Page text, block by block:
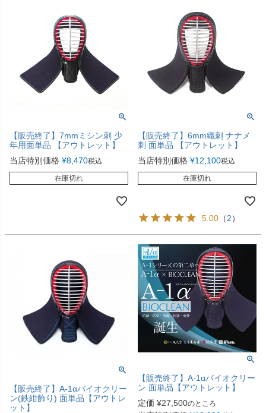
【販売終了】7mmミシン刺 少
年用面単品 【アウトレット】
当店特別価格 ¥8,470税込
在庫切れ
【販売終了】6mm織刺 ナナメ
刺 面単品 【アウトレット】
当店特別価格 ¥12,100税込
在庫切れ
5.00 （2）
【販売終了】A-1αバイオクリー
ン(鉄紺飾り) 面単品【アウトレ
ット】
【販売終了】A-1αバイオクリー
ン 面単品【アウトレット】
定価 ¥27,500のところ